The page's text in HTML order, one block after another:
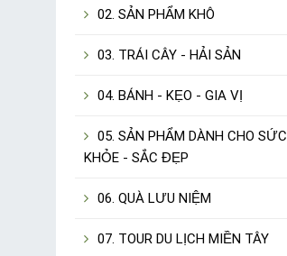
02. SẢN PHẨM KHÔ
03. TRÁI CÂY - HẢI SẢN
04. BÁNH - KẸO - GIA VỊ
05. SẢN PHẨM DÀNH CHO SỨC
KHỎE - SẮC ĐẸP
06. QUÀ LƯU NIỆM
07. TOUR DU LỊCH MIỀN TÂY